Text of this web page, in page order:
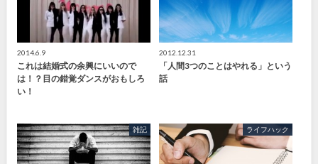
2014.6.9
これは結婚式の余興にいいので
は！？目の錯覚ダンスがおもしろ
い！
2012.12.31
「人間3つのことはやれる」という
話
雑記 ライフハック